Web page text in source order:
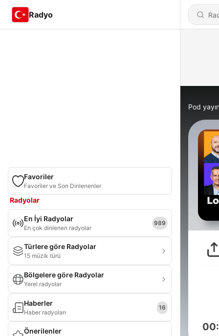
Radyo
Favoriler
Favoriler ve Son Dinlenenler
Radyolar
En İyi Radyolar
En çok dinlenen radyolar
989
Türlere göre Radyolar
15 müzik türü
Bölgelere göre Radyolar
Yerel radyolar
Haberler
Haber radyoları
16
Önerilenler
Pod